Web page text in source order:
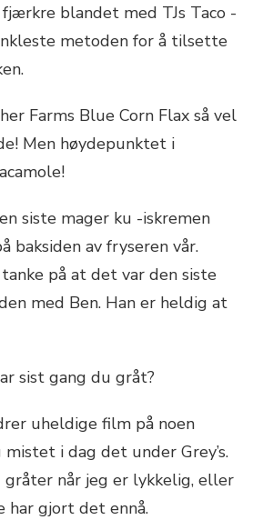
blandet med TJs Taco -
metoden for å tilsette
Farms Blue Corn Flax så vel
Men høydepunktet i
siste mager ku -iskremen
baksiden av fryseren vår.
på at det var den siste
med Ben. Han er heldig at
sist gang du gråt?
uheldige film på noen
i dag det under Grey’s.
gråter når jeg er lykkelig, eller
har gjort det ennå.